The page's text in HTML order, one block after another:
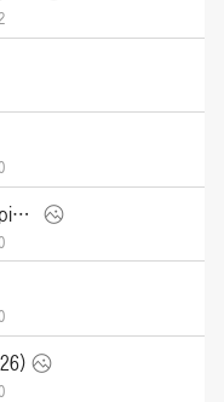
맥라렌 Artura Spider MCL39 Championship Edition (2026)